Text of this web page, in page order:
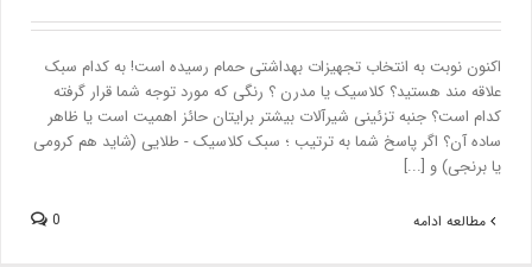
اکنون نوبت به انتخاب تجهیزات بهداشتی حمام رسیده است! به کدام سبک
علاقه مند هستید؟ کلاسیک یا مدرن ؟ رنگی که مورد توجه شما قرار گرفته
کدام است؟ جنبه تزئینی شیرآلات بیشتر برایتان حائز اهمیت است یا ظاهر
ساده آن؟ اگر پاسخ شما به ترتیب ؛ سبک کلاسیک - طلایی (شاید هم کرومی
یا برنجی) و [...]
مطالعه ادامه